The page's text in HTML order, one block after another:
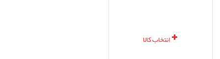
انتخاب کالا